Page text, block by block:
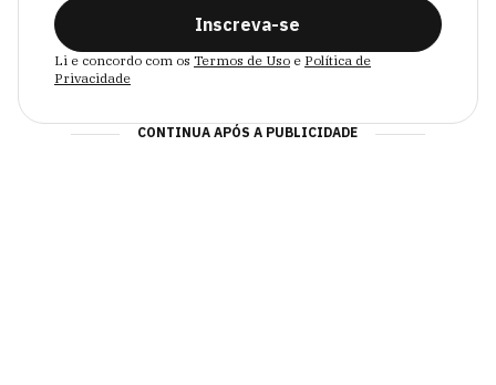
Inscreva-se
Li e concordo com os Termos de Uso e Política de
Privacidade
CONTINUA APÓS A PUBLICIDADE